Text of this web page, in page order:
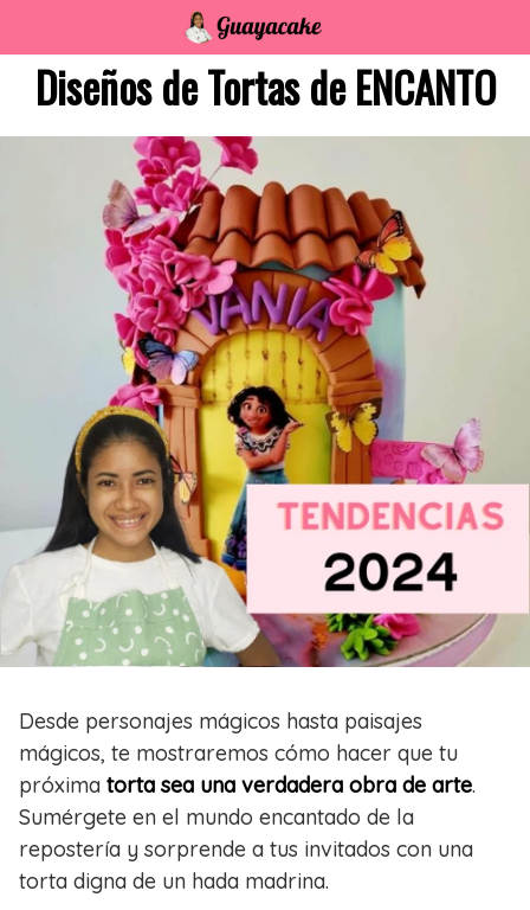
contenidoDiseños de Tortas de ENCANTO
Desde personajes mágicos hasta paisajes
mágicos, te mostraremos cómo hacer que tu
próxima torta sea una verdadera obra de arte.
Sumérgete en el mundo encantado de la
repostería y sorprende a tus invitados con una
torta digna de un hada madrina.